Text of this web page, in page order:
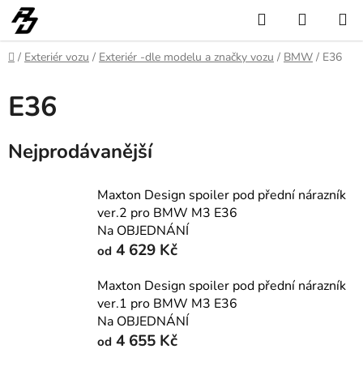
Přejít
na
obsah
Hledat
KOŠÍK
Domů
/ Exteriér vozu / Exteriér -dle modelu a značky vozu / BMW / E36
E36
Nejprodávanější
Maxton Design spoiler pod přední nárazník
ver.2 pro BMW M3 E36
Na OBJEDNÁNÍ
od 4 629 Kč
Maxton Design spoiler pod přední nárazník
ver.1 pro BMW M3 E36
Na OBJEDNÁNÍ
od 4 655 Kč